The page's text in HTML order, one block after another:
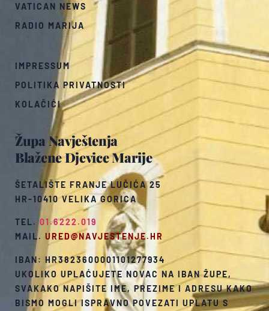
Župa Navještenja
Blažene Djevice Marije
ŠETALIŠTE FRANJE LUČIĆA 25
HR-10410 VELIKA GORICA
TEL.01.6222.019
MAIL. URED@NAVJESTENJE.HR
IBAN: HR3823600001101277934
UKOLIKO UPLAĆUJETE NOVAC NA IBAN ŽUPE,
SVAKAKO NAPIŠITE IME, PREZIME I ADRESU KAKO
BISMO MOGLI ISPRAVNO POVEZATI UPLATU S
VATICAN NEWS
RADIO MARIJA
IMPRESSUM
POLITIKA PRIVATNOSTI
KOLAČIĆI